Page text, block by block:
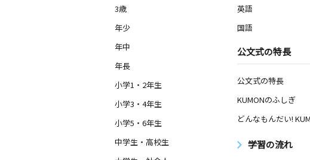
3歳
年少
年中
年長
小学1・2年生
小学3・4年生
小学5・6年生
中学生・高校生
英語
国語
公文式の特長
公文式の特長
KUMONのふしぎ
どんなもんだい!
学習の流れ